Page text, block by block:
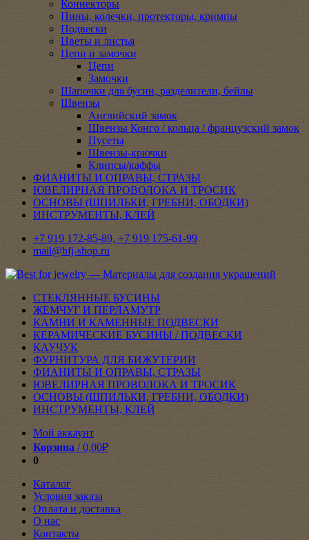
Коннекторы
Пины, колечки, протекторы, кримпы
Подвески
Цветы и листья
Цепи и замочки
Цепи
Замочки
Шапочки для бусин, разделители, бейлы
Швензы
Английский замок
Швензы Конго / кольца / французский замок
Пусеты
Швензы-крючки
Клипсы/каффы
ФИАНИТЫ И ОПРАВЫ, СТРАЗЫ
ЮВЕЛИРНАЯ ПРОВОЛОКА И ТРОСИК
ОСНОВЫ (ШПИЛЬКИ, ГРЕБНИ, ОБОДКИ)
ИНСТРУМЕНТЫ, КЛЕЙ
+7 919 172-85-89, +7 919 175-61-99
mail@bfj-shop.ru
СТЕКЛЯННЫЕ БУСИНЫ
ЖЕМЧУГ И ПЕРЛАМУТР
КАМНИ И КАМЕННЫЕ ПОДВЕСКИ
КЕРАМИЧЕСКИЕ БУСИНЫ / ПОДВЕСКИ
КАУЧУК
ФУРНИТУРА ДЛЯ БИЖУТЕРИИ
ФИАНИТЫ И ОПРАВЫ, СТРАЗЫ
ЮВЕЛИРНАЯ ПРОВОЛОКА И ТРОСИК
ОСНОВЫ (ШПИЛЬКИ, ГРЕБНИ, ОБОДКИ)
ИНСТРУМЕНТЫ, КЛЕЙ
Мой аккаунт
Корзина /0,00₽
0
Каталог
Условия заказа
Оплата и доставка
О нас
Контакты